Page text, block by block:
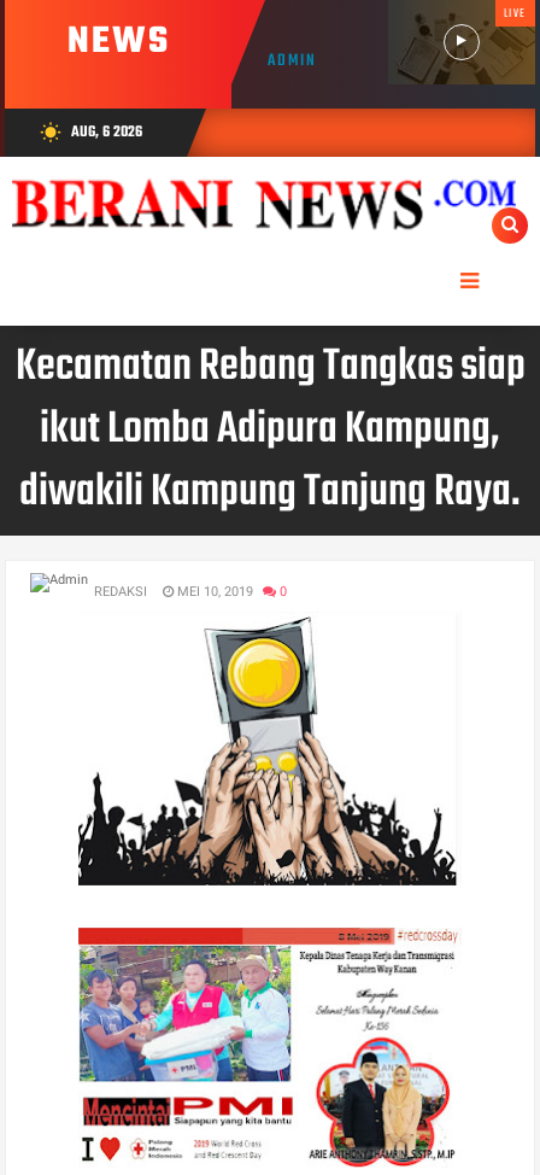
NEWS ADMIN
LIVE
wb_sunny AUG, 6 2026
Kecamatan Rebang Tangkas siap
ikut Lomba Adipura Kampung,
diwakili Kampung Tanjung Raya.
REDAKSI MEI 10, 2019 0